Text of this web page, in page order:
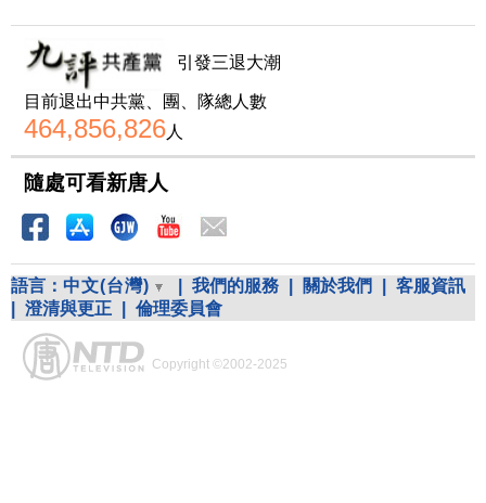
引發三退大潮
目前退出中共黨、團、隊總人數
464,856,826人
隨處可看新唐人
語言： 中文(台灣) 我們的服務 關於我們
客服資訊
澄清與更正 倫理委員會
Copyright ©2002-2025